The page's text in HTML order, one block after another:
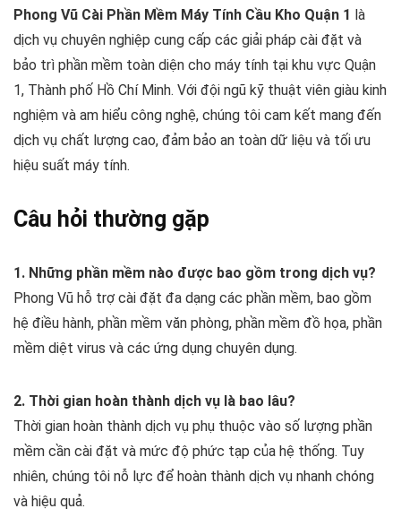
Phong Vũ Cài Phần Mềm Máy Tính Cầu Kho Quận 1 là
dịch vụ chuyên nghiệp cung cấp các giải pháp cài đặt và
bảo trì phần mềm toàn diện cho máy tính tại khu vực Quận
1, Thành phố Hồ Chí Minh. Với đội ngũ kỹ thuật viên giàu kinh
nghiệm và am hiểu công nghệ, chúng tôi cam kết mang đến
dịch vụ chất lượng cao, đảm bảo an toàn dữ liệu và tối ưu
hiệu suất máy tính.
Câu hỏi thường gặp
1. Những phần mềm nào được bao gồm trong dịch vụ?
Phong Vũ hỗ trợ cài đặt đa dạng các phần mềm, bao gồm
hệ điều hành, phần mềm văn phòng, phần mềm đồ họa, phần
mềm diệt virus và các ứng dụng chuyên dụng.
2. Thời gian hoàn thành dịch vụ là bao lâu?
Thời gian hoàn thành dịch vụ phụ thuộc vào số lượng phần
mềm cần cài đặt và mức độ phức tạp của hệ thống. Tuy
nhiên, chúng tôi nỗ lực để hoàn thành dịch vụ nhanh chóng
và hiệu quả.